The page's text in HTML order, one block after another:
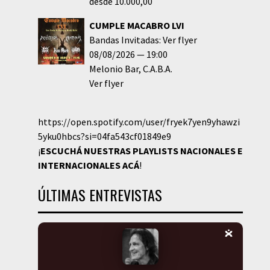
CUMPLE MACABRO LVI
Bandas Invitadas: Ver flyer
08/08/2026
19:00
Melonio Bar C.A.B.A.
Ver flyer
https://open.spotify.com/user/fryek7yen9yhawzi
5yku0hbcs?si=04fa543cf01849e9
¡ESCUCHÁ NUESTRAS PLAYLISTS NACIONALES E
INTERNACIONALESACÁ!
ÚLTIMAS ENTREVISTAS